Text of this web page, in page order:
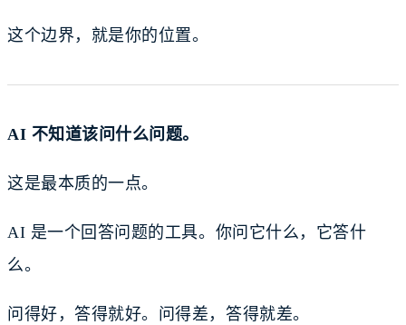
这个边界，就是你的位置。
AI 不知道该问什么问题。
这是最本质的一点。
AI 是一个回答问题的工具。你问它什么，它答什
么。
问得好，答得就好。问得差，答得就差。